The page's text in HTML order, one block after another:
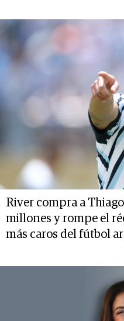
River compra a
millones y rompe el
más caros del fútbol